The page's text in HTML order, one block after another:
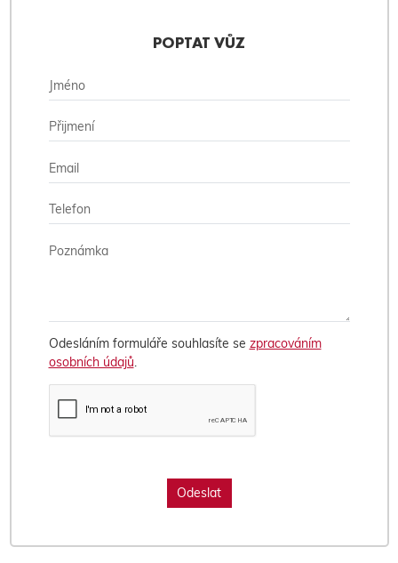
POPTAT VŮZ
Odesláním formuláře souhlasíte se zpracováním
osobních údajů.